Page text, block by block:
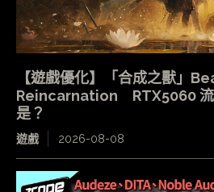
【遊戲優化】「合成之獸」
Reincarnation RTX5060 流
是？
遊戲 2026-08-08